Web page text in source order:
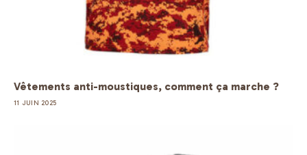
Vêtements anti-moustiques, comment ça marche ?
11 JUIN 2025